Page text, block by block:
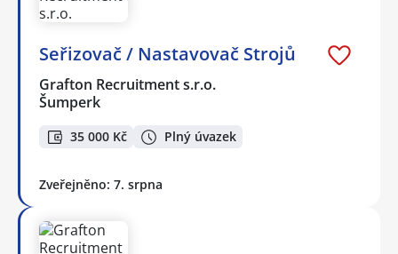
Seřizovač / Nastavovač Strojů
Grafton Recruitment s.r.o.
Šumperk
35 000 Kč Plný úvazek
Zveřejněno: 7. srpna